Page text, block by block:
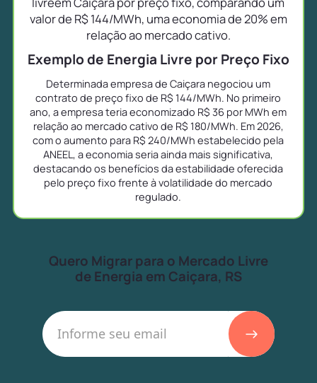
valor de R$ 144/MWh, uma economia de 20% em
relação ao mercado cativo.
Exemplo de Energia Livre por Preço Fixo
Determinada empresa de Caiçara negociou um
contrato de preço fixo de R$ 144/MWh. No primeiro
ano, a empresa teria economizado R$ 36 por MWh em
relação ao mercado cativo de R$ 180/MWh. Em 2026,
com o aumento para R$ 240/MWh estabelecido pela
ANEEL, a economia seria ainda mais significativa,
destacando os benefícios da estabilidade oferecida
pelo preço fixo frente à volatilidade do mercado
regulado.
Quero Migrar para o Mercado Livre
de Energia em Caiçara, RS